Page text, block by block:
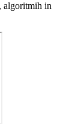
algoritmih in